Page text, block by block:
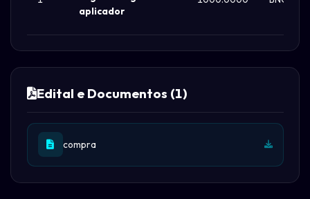
aplicador
Edital e Documentos (1)
compra